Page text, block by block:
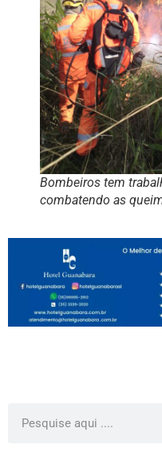
Bombeiros tem
combatendo as